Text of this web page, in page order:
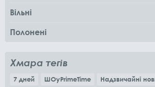
Вільні
Полонені
Хмара тегів
7 дней ШОуPrimeTime Надзвичайні